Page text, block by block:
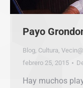
Payo
Blog, Cultura,
febrero 25, 2015
Hay muchos